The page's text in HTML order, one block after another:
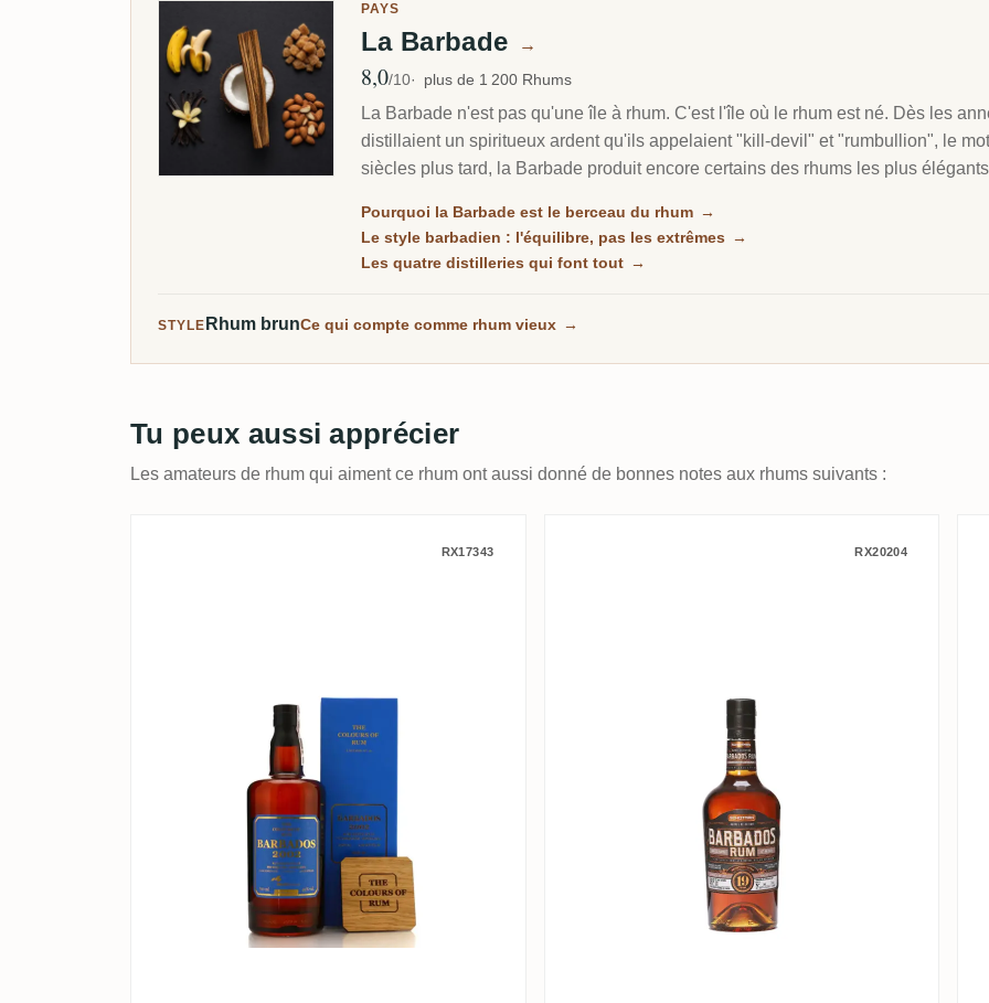
PAYS
La Barbade →
Note moyenne
8,0/10 plus de 1 200 Rhums
La Barbade n'est pas qu'une île à rhum. C'est l'île où le rhum est né. Dès les
distillaient un spiritueux ardent qu'ils appelaient "kill-devil" et "rumbullion", le
siècles plus tard, la Barbade produit encore certains des rhums les plus
Pourquoi la Barbade est le berceau du rhum →
Le style barbadien : l'équilibre, pas les extrêmes →
Les quatre distilleries qui font tout →
STYLE Rhum brunCe qui compte comme rhum vieux →
Tu peux aussi apprécier
Les amateurs de rhum qui aiment ce rhum ont aussi donné de bonnes notes aux rhums suivants :
CoR Foursquare Barbados 2002
RX17343 Schotman’s Barrel Selection
RX20204